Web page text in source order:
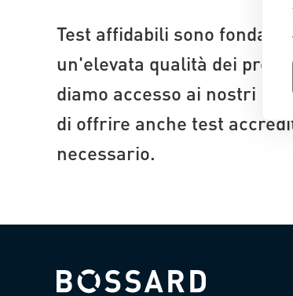
Test affidabili sono
un'elevata qualità dei
diamo accesso ai nostri
di offrire anche test
necessario.
Bossard homepage